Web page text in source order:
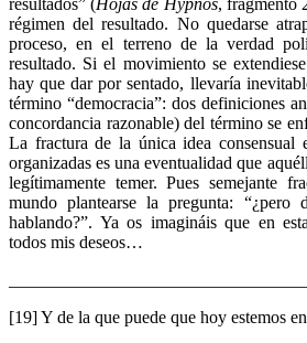
régimen del resultado. No quedarse
proceso, en el terreno de la verdad
resultado. Si el movimiento se
hay que dar por sentado, llevaría
término “democracia”: dos definiciones
concordancia razonable) del término se
La fractura de la única idea consensual
organizadas es una eventualidad que
legítimamente temer. Pues semejante
mundo plantearse la pregunta: “¿pero
hablando?”. Ya os imagináis que en
todos mis deseos…
[19] Y de la que puede que hoy estemos